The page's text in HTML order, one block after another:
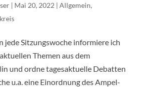
| Mai 20, 2022 | Allgemein,
jede Sitzungswoche informiere ich
Themen aus dem
und ordne tagesaktuelle Debatten
u.a. eine Einordnung des Ampel-